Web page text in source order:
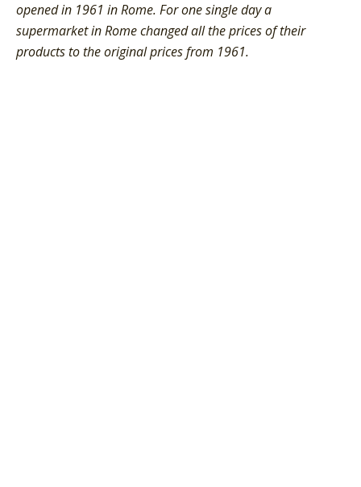
opened in 1961 in Rome. For one single day a
supermarket in Rome changed all the prices of their
products to the original prices from 1961.